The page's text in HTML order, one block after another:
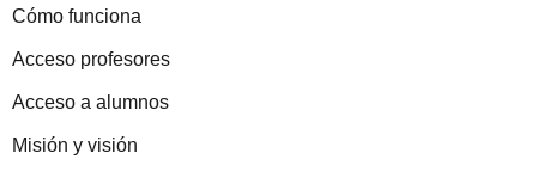
Cómo funciona
Acceso profesores
Acceso a alumnos
Misión y visión